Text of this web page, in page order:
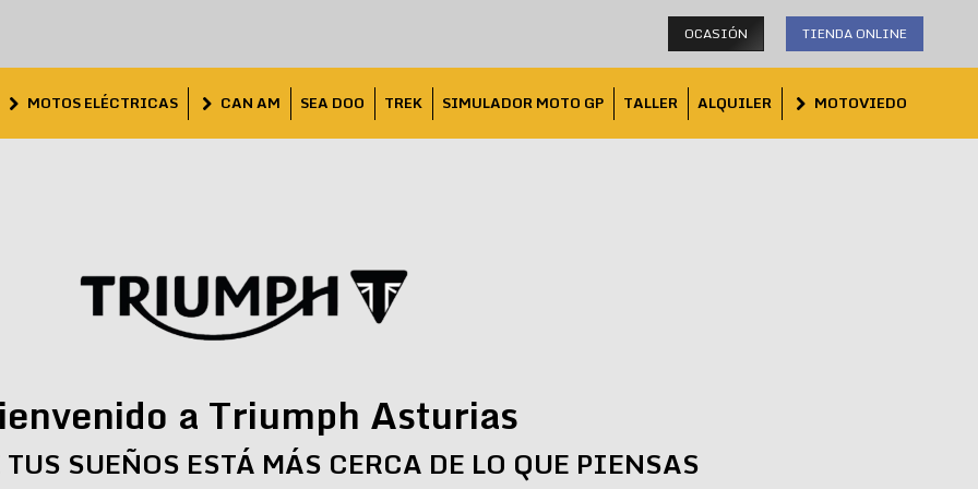
OCASIÓN TIENDA ONLINE
MOTOS ELÉCTRICAS CAN AM SEA DOO TREK SIMULADOR MOTO GP TALLER ALQUILER MOTOVIEDO
a Triumph Asturias
SUEÑOS ESTÁ MÁS CERCA DE LO QUE PIENSAS